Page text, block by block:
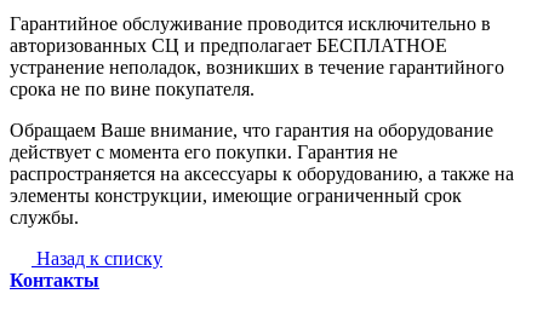
Гарантийное обслуживание проводится исключительно в
авторизованных СЦ и предполагает БЕСПЛАТНОЕ
устранение неполадок, возникших в течение гарантийного
срока не по вине покупателя.
Обращаем Ваше внимание, что гарантия на оборудование
действует с момента его покупки. Гарантия не
распространяется на аксессуары к оборудованию, а также на
элементы конструкции, имеющие ограниченный срок
службы.
Назад к списку
Контакты